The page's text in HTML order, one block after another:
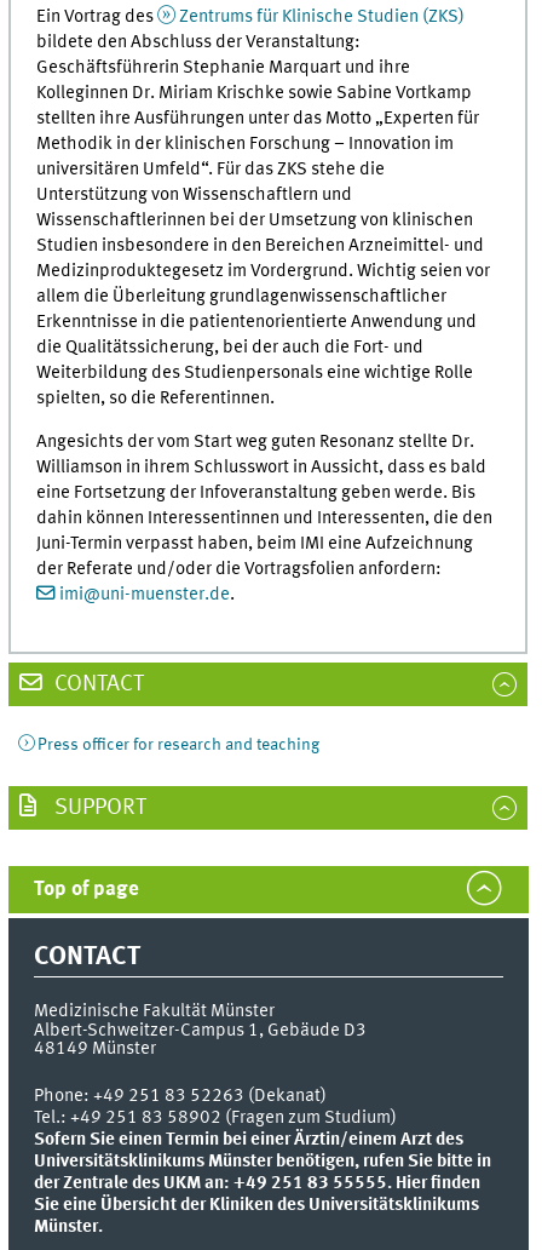
Ein Vortrag des
Zentrums für Klinische Studien (ZKS)
bildete den Abschluss der Veranstaltung:
Geschäftsführerin Stephanie Marquart und ihre
Kolleginnen Dr. Miriam Krischke sowie Sabine Vortkamp
stellten ihre Ausführungen unter das Motto „Experten für
Methodik in der klinischen Forschung – Innovation im
universitären Umfeld“. Für das ZKS stehe die
Unterstützung von Wissenschaftlern und
Wissenschaftlerinnen bei der Umsetzung von klinischen
Studien insbesondere in den Bereichen Arzneimittel- und
Medizinproduktegesetz im Vordergrund. Wichtig seien vor
allem die Überleitung grundlagenwissenschaftlicher
Erkenntnisse in die patientenorientierte Anwendung und
die Qualitätssicherung, bei der auch die Fort- und
Weiterbildung des Studienpersonals eine wichtige Rolle
spielten, so die Referentinnen.
Angesichts der vom Start weg guten Resonanz stellte Dr.
Williamson in ihrem Schlusswort in Aussicht, dass es bald
eine Fortsetzung der Infoveranstaltung geben werde. Bis
dahin können Interessentinnen und Interessenten, die den
Juni-Termin verpasst haben, beim IMI eine Aufzeichnung
der Referate und/oder die Vortragsfolien anfordern:
imi@uni-muenster.de.
CONTACT
Press officer for research and teaching
SUPPORT
Top of page
CONTACT
Medizinische Fakultät Münster
Albert-Schweitzer-Campus 1, Gebäude D3
48149 Münster
Phone:+49 251 83 52263 (Dekanat)
Tel.: +49 251 83 58902 (Fragen zum Studium)
Sofern Sie einen Termin bei einer Ärztin/einem Arzt des
Universitätsklinikums Münster benötigen, rufen Sie bitte in
der Zentrale des UKM an: +49 251 83 55555. Hier finden
Sie eine Übersicht der Kliniken des Universitätsklinikums
Münster.